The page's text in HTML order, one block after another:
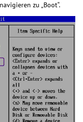
zu „Boot“.